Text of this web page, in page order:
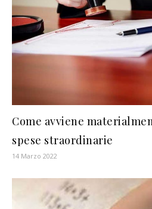
Come avviene
spese straordinarie
14 Marzo 2022